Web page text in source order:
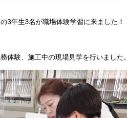
3年生3名が職場体験学習に来ました！
体験、施工中の現場見学を行いました。